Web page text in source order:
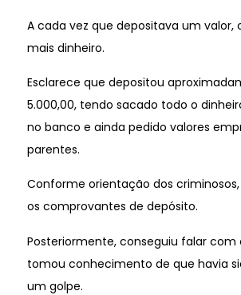
A cada vez que depositava um valor,
mais dinheiro.
Esclarece que depositou
5.000,00, tendo sacado todo o
no banco e ainda pedido valores
parentes.
Conforme orientação dos
os comprovantes de depósito.
Posteriormente, conseguiu falar com
tomou conhecimento de que havia
um golpe.